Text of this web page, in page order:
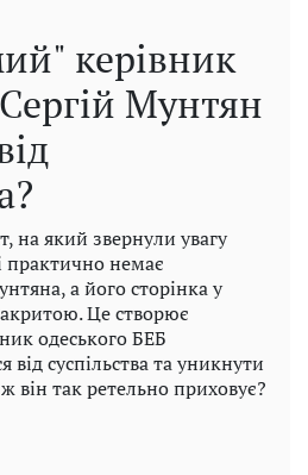
керівник
Мунтян
який звернули увагу
практично немає
а його сторінка у
Це створює
одеського БЕБ
від суспільства та уникнути
він так ретельно приховує?